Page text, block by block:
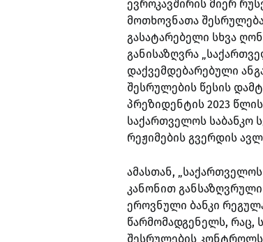
ევროკავშირის მიერ
მოთხოვნათა
გასატარებელი სხვა
განისაზღვრა
დაქვემდებარებული
შესრულების წესის
პრეზიდენტის 2023
საქართველოს საბანკო
რეჟიმების გვერდის
ამასთან,
კანონით
ეროვნული ბანკი
წარმომადგენელს, რაც,
შესრულების